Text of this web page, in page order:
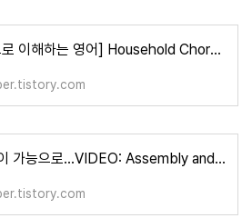
[그림으로 이해하는 영어] Household Chores Vocabulary
불가능이 가능으로...VIDEO: Assembly and disentanglement puzzles